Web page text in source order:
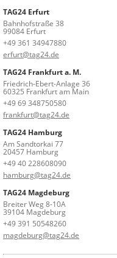
TAG24 Erfurt
Bahnhofstraße 38
99084 Erfurt
+49 361 34947880
erfurt@tag24.de
TAG24 Frankfurt a. M.
Friedrich-Ebert-Anlage 36
60325 Frankfurt am Main
+49 69 348750580
frankfurt@tag24.de
TAG24 Hamburg
Am Sandtorkai 77
20457 Hamburg
+49 40 228608090
hamburg@tag24.de
TAG24 Magdeburg
Breiter Weg 8-10A
39104 Magdeburg
+49 391 50548260
magdeburg@tag24.de